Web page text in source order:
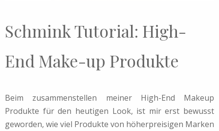
Schmink Tutorial: High-
End Make-up Produkte
Beim zusammenstellen meiner High-End Makeup
Produkte für den heutigen Look, ist mir erst bewusst
geworden, wie viel Produkte von höherpreisigen Marken